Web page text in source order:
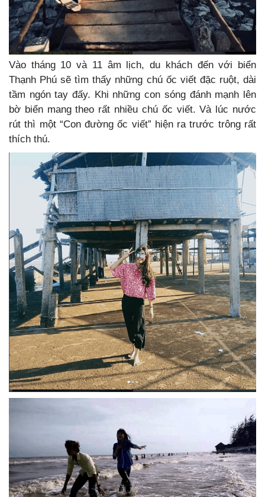
Vào tháng 10 và 11 âm lịch, du khách đến với biển
Thạnh Phú sẽ tìm thấy những chú ốc viết đặc ruột, dài
tầm ngón tay đấy. Khi những con sóng đánh mạnh lên
bờ biển mang theo rất nhiều chú ốc viết. Và lúc nước
rút thì một “Con đường ốc viết” hiện ra trước trông rất
thích thú.